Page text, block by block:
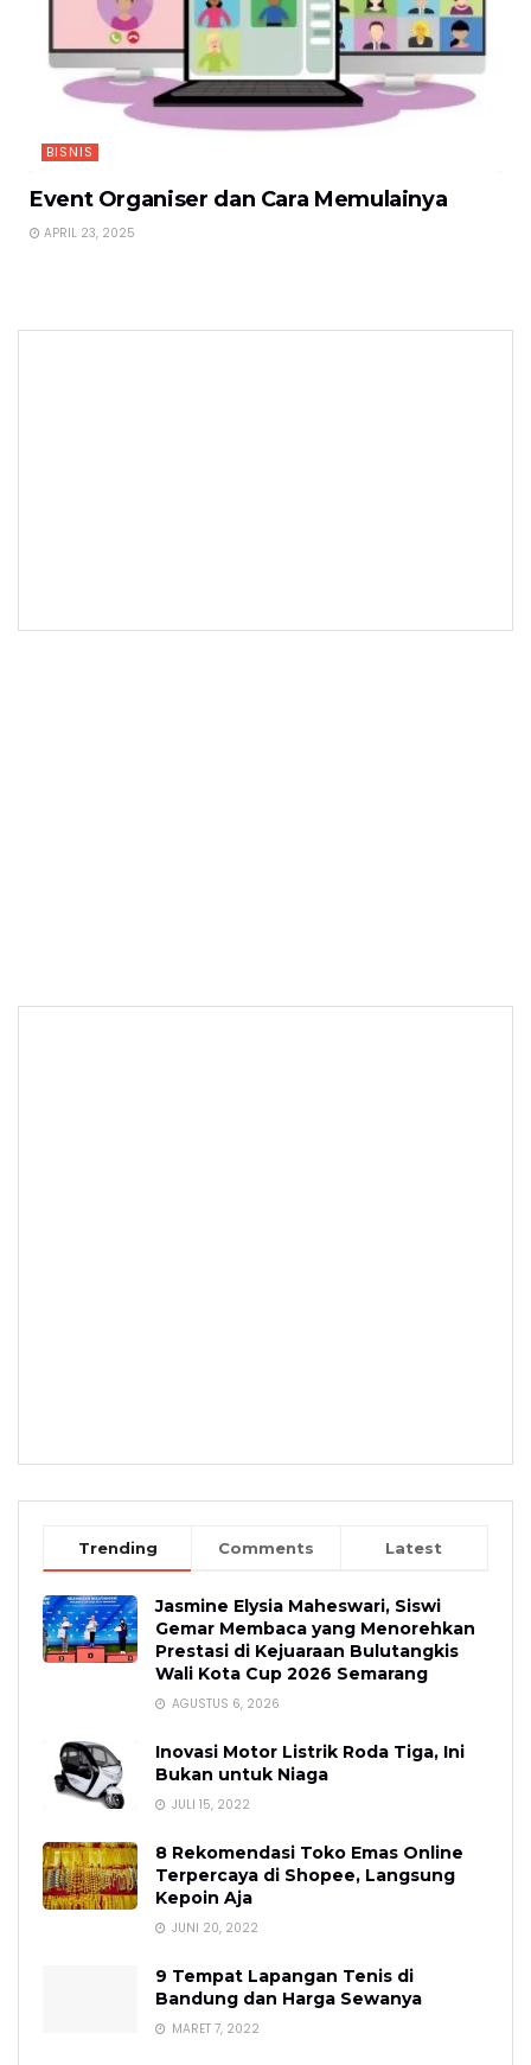
BISNIS
Event Organiser dan Cara Memulainya
APRIL 23, 2025
Trending Comments Latest
Jasmine Elysia Maheswari, Siswi
Gemar Membaca yang Menorehkan
Prestasi di Kejuaraan Bulutangkis
Wali Kota Cup 2026 Semarang
AGUSTUS 6, 2026
Inovasi Motor Listrik Roda Tiga, Ini
Bukan untuk Niaga
JULI 15, 2022
8 Rekomendasi Toko Emas Online
Terpercaya di Shopee, Langsung
Kepoin Aja
JUNI 20, 2022
9 Tempat Lapangan Tenis di
Bandung dan Harga Sewanya
MARET 7, 2022